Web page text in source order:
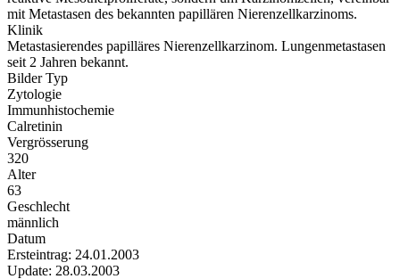
mit Metastasen des bekannten papillären Nierenzellkarzinoms.
Klinik
Metastasierendes papilläres Nierenzellkarzinom. Lungenmetastasen
seit 2 Jahren bekannt.
Bilder Typ
Zytologie
Immunhistochemie
Calretinin
Vergrösserung
320
Alter
63
Geschlecht
männlich
Datum
Ersteintrag: 24.01.2003
Update: 28.03.2003